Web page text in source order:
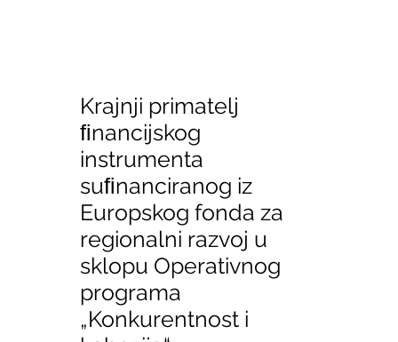
Krajnji primatelj
ﬁnancijskog
instrumenta
suﬁnanciranog iz
Europskog fonda za
regionalni razvoj u
sklopu Operativnog
programa
„Konkurentnost i